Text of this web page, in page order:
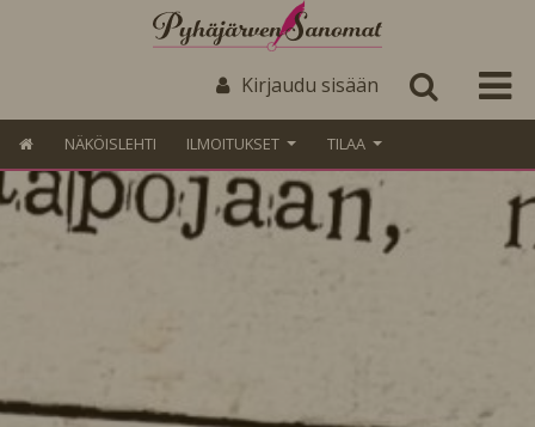
Kirjaudu sisään
NÄKÖISLEHTI ILMOITUKSET TILAA